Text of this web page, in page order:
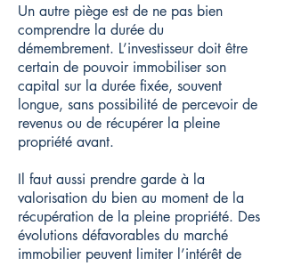
Un autre piège est de ne pas bien
comprendre la durée du
démembrement. L’investisseur doit être
certain de pouvoir immobiliser son
capital sur la durée fixée, souvent
longue, sans possibilité de percevoir de
revenus ou de récupérer la pleine
propriété avant.
Il faut aussi prendre garde à la
valorisation du bien au moment de la
récupération de la pleine propriété. Des
évolutions défavorables du marché
immobilier peuvent limiter l’intérêt de